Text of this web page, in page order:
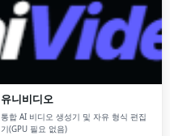
유니비디오
통합 AI 비디오 생성기 및 자유 형식 편집
기(GPU 필요 없음)